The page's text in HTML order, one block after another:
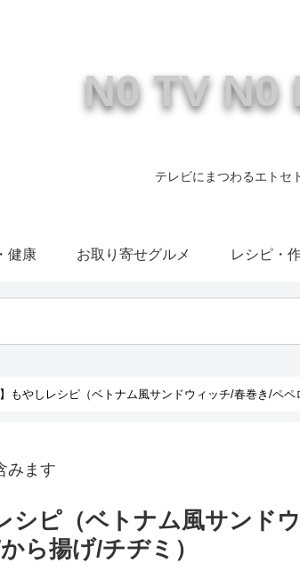
N0 TV N0
テレビにまつわるエトセ
健康 お取り寄せグルメ レシピ・
もやしレシピ（ベトナム風サンドウィッチ/春巻き/ペ
みます
シピ（ベトナム風サンド
ら揚げ/チヂミ）